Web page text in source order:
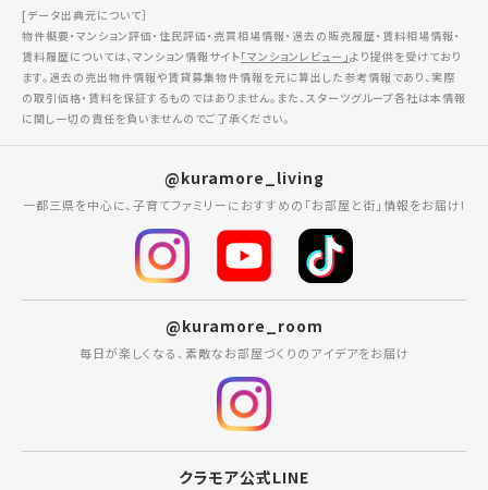
[データ出典元について］
物件概要・マンション評価・住民評価・売買相場情報・過去の販売履歴・賃料相場情報・
賃料履歴については、マンション情報サイト「マンションレビュー」より提供を受けており
ます。過去の売出物件情報や賃貸募集物件情報を元に算出した参考情報であり、実際
の取引価格・賃料を保証するものではありません。また、スターツグループ各社は本情報
に関し一切の責任を負いませんのでご了承ください。
@kuramore_living
一都三県を中心に、子育てファミリーにおすすめの「お部屋と街」情報をお届け!
@kuramore_room
毎日が楽しくなる、素敵なお部屋づくりのアイデアをお届け
クラモア公式LINE